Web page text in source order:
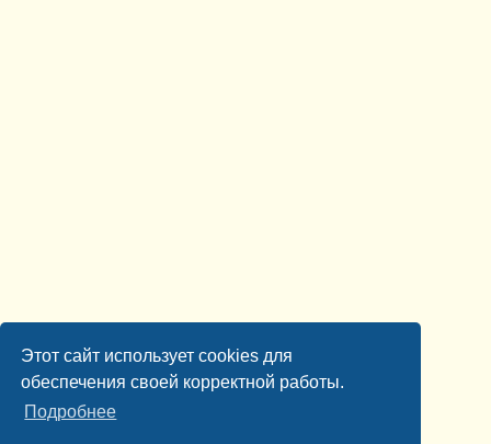
Этот сайт использует cookies для
обеспечения своей корректной работы.
Подробнее